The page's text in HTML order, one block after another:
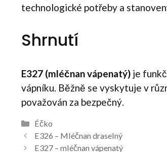
technologické potřeby a
Shrnutí
E327 (mléčnan vápenatý) je
vápníku. Běžně se vyskytuje v
považován za bezpečný.
Rubriky
Éčko
Navigace
příspěvků
E326 – Mléčnan draselný
E327 – mléčnan vápenatý